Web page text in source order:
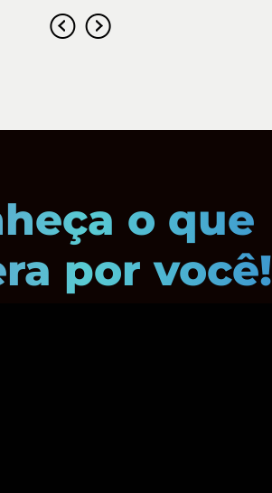
o que
por você!